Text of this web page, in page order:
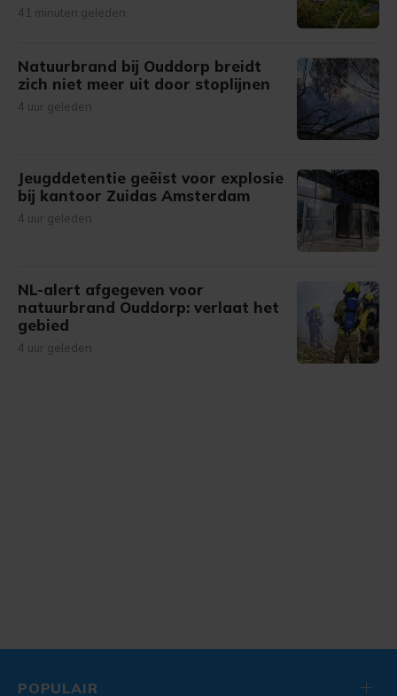
41 minuten geleden
Natuurbrand bij Ouddorp breidt
zich niet meer uit door stoplijnen
4 uur geleden
Jeugddetentie geëist voor explosie
bij kantoor Zuidas Amsterdam
4 uur geleden
NL-alert afgegeven voor
natuurbrand Ouddorp: verlaat het
gebied
4 uur geleden
POPULAIR